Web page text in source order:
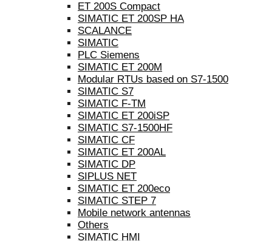
ET 200S Compact
SIMATIC ET 200SP HA
SCALANCE
SIMATIC
PLC Siemens
SIMATIC ET 200M
Modular RTUs based on S7-1500
SIMATIC S7
SIMATIC F-TM
SIMATIC ET 200iSP
SIMATIC S7-1500HF
SIMATIC CF
SIMATIC ET 200AL
SIMATIC DP
SIPLUS NET
SIMATIC ET 200eco
SIMATIC STEP 7
Mobile network antennas
Others
SIMATIC HMI